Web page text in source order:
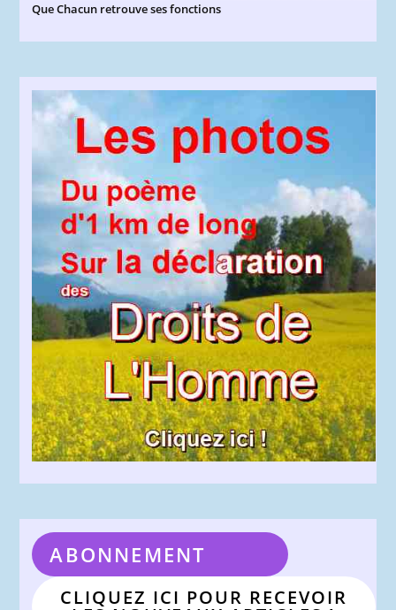
Que Chacun retrouve ses fonctions
ABONNEMENT
CLIQUEZ ICI POUR RECEVOIR